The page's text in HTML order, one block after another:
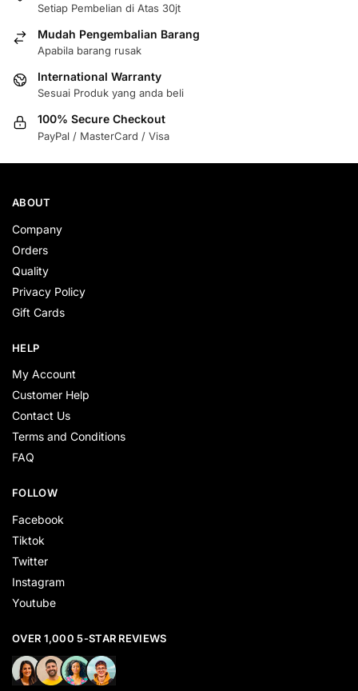
Setiap Pembelian di Atas 30jt
Mudah Pengembalian Barang
Apabila barang rusak
International Warranty
Sesuai Produk yang anda beli
100% Secure Checkout
PayPal / MasterCard / Visa
ABOUT
Company
Orders
Quality
Privacy Policy
Gift Cards
HELP
My Account
Customer Help
Contact Us
Terms and Conditions
FAQ
FOLLOW
Facebook
Tiktok
Twitter
Instagram
Youtube
OVER 1,000 5-STAR REVIEWS